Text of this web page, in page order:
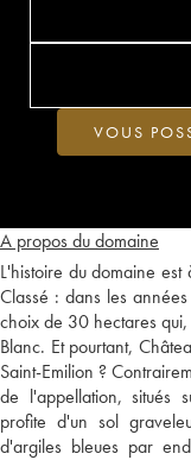
A propos du domaine
L'histoire du domaine
Classé : dans les
choix de 30 hectares
Blanc. Et pourtant,
Saint-Emilion ?
de l'appellation, situés
profite d'un sol
d'argiles bleues par
VOUS